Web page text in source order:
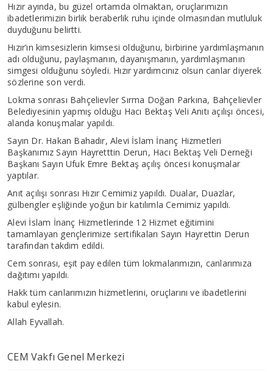
Hızır ayında, bu güzel ortamda olmaktan, oruçlarımızın
ibadetlerimizin birlik beraberlik ruhu içinde olmasından mutluluk
duyduğunu belirtti.
Hızır’ın kimsesizlerin kimsesi olduğunu, birbirine yardımlaşmanın
adı olduğunu, paylaşmanın, dayanışmanın, yardımlaşmanın
simgesi olduğunu söyledi. Hızır yardımcınız olsun canlar diyerek
sözlerine son verdi.
Lokma sonrası Bahçelievler Sırma Doğan Parkına, Bahçelievler
Belediyesinin yapmış olduğu Hacı Bektaş Veli Anıtı açılışı öncesi,
alanda konuşmalar yapıldı.
Sayın Dr. Hakan Bahadır, Alevi İslam İnanç Hizmetleri
Başkanımız Sayın Hayretttin Derun, Hacı Bektaş Veli Derneği
Başkanı Sayın Ufuk Emre Bektaş açılış öncesi konuşmalar
yaptılar.
Anıt açılışı sonrası Hızır Cemimiz yapıldı. Dualar, Duazlar,
gülbengler eşliğinde yoğun bir katılımla Cemimiz yapıldı.
Alevi İslam İnanç Hizmetlerinde 12 Hizmet eğitimini
tamamlayan gençlerimize sertifikaları Sayın Hayrettin Derun
tarafından takdim edildi.
Cem sonrası, eşit pay edilen tüm lokmalarımızın, canlarımıza
dağıtımı yapıldı.
Hakk tüm canlarımızın hizmetlerini, oruçlarını ve ibadetlerini
kabul eylesin.
Allah Eyvallah.
CEM Vakfı Genel Merkezi